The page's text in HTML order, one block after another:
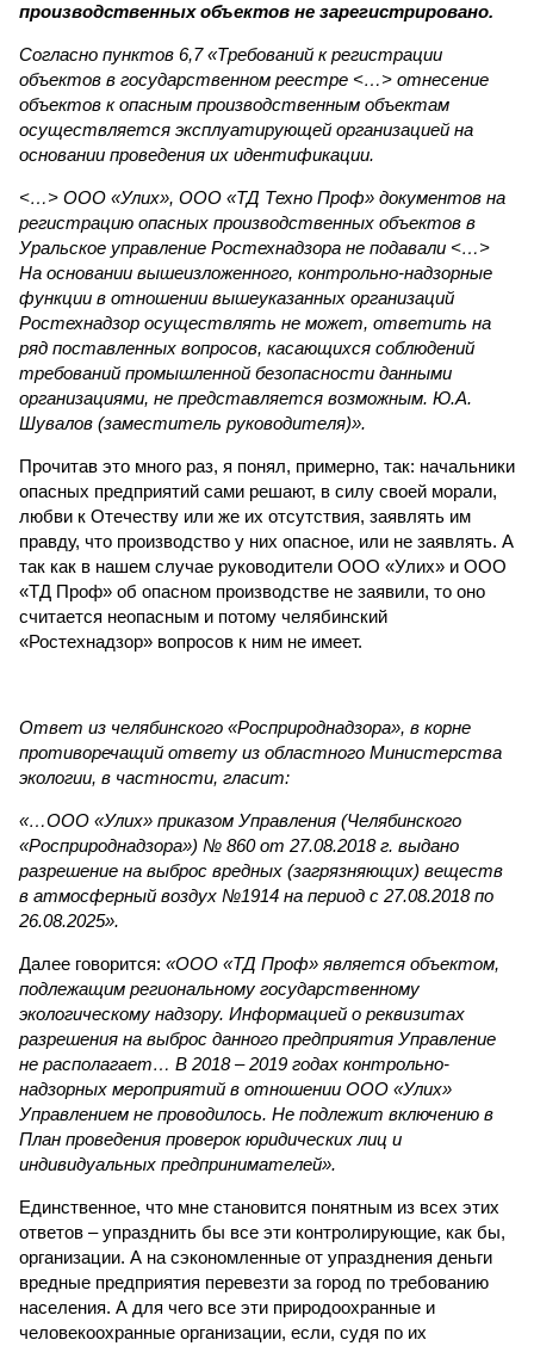
производственных объектов не зарегистрировано.
Согласно пунктов 6,7 «Требований к регистрации
объектов в государственном реестре <…> отнесение
объектов к опасным производственным объектам
осуществляется эксплуатирующей организацией на
основании проведения их идентификации.
<…> ООО «Улих», ООО «ТД Техно Проф» документов на
регистрацию опасных производственных объектов в
Уральское управление Ростехнадзора не подавали <…>
На основании вышеизложенного, контрольно-надзорные
функции в отношении вышеуказанных организаций
Ростехнадзор осуществлять не может, ответить на
ряд поставленных вопросов, касающихся соблюдений
требований промышленной безопасности данными
организациями, не представляется возможным. Ю.А.
Шувалов (заместитель руководителя)».
Прочитав это много раз, я понял, примерно, так: начальники
опасных предприятий сами решают, в силу своей морали,
любви к Отечеству или же их отсутствия, заявлять им
правду, что производство у них опасное, или не заявлять. А
так как в нашем случае руководители ООО «Улих» и ООО
«ТД Проф» об опасном производстве не заявили, то оно
считается неопасным и потому челябинский
«Ростехнадзор» вопросов к ним не имеет.
Ответ из челябинского «Росприроднадзора», в корне
противоречащий ответу из областного Министерства
экологии, в частности, гласит:
«…ООО «Улих» приказом Управления (Челябинского
«Росприроднадзора») № 860 от 27.08.2018 г. выдано
разрешение на выброс вредных (загрязняющих) веществ
в атмосферный воздух №1914 на период с 27.08.2018 по
26.08.2025».
Далее говорится: «ООО «ТД Проф» является объектом,
подлежащим региональному государственному
экологическому надзору. Информацией о реквизитах
разрешения на выброс данного предприятия Управление
не располагает… В 2018 – 2019 годах контрольно-
надзорных мероприятий в отношении ООО «Улих»
Управлением не проводилось. Не подлежит включению в
План проведения проверок юридических лиц и
индивидуальных предпринимателей».
Единственное, что мне становится понятным из всех этих
ответов – упразднить бы все эти контролирующие, как бы,
организации. А на сэкономленные от упразднения деньги
вредные предприятия перевезти за город по требованию
населения. А для чего все эти природоохранные и
человекоохранные организации, если, судя по их